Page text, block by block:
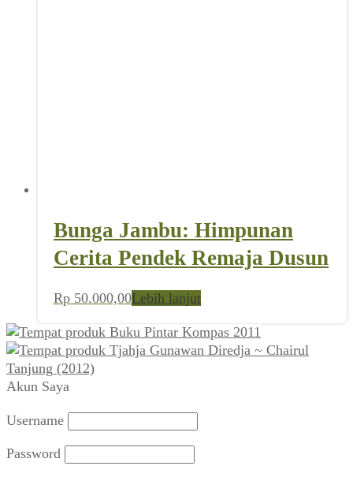
Bunga Jambu: Himpunan
Cerita Pendek Remaja Dusun
Rp 50.000,00Lebih lanjut
Buku Pintar Kompas 2011
Tjahja Gunawan Diredja ~ Chairul
Tanjung (2012)
Akun Saya
Username
Password